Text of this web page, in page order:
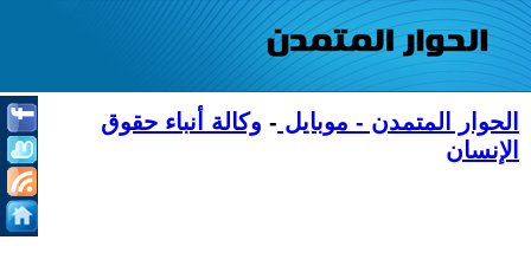
الحوار المتمدن - موبايل - وكالة أنباء حقوق
الإنسان